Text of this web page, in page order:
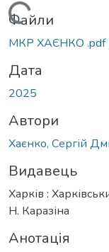
Файли
МКР ХАЄНКО .pdf
Дата
2025
Автори
Хаєнко, Сергій
Видавець
Харків :
Н. Каразіна
Анотація